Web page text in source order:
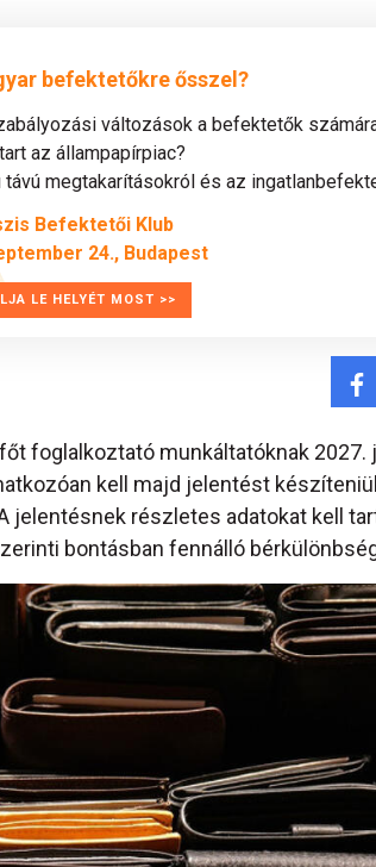
befektetőkre ősszel?
változások a befektetők
az állampapírpiac?
megtakarításokról és az
Befektetői Klub
24., Budapest
LE HELYÉT MOST >>
foglalkoztató munkáltatóknak
kell majd jelentést
jelentésnek részletes adatokat kell
bontásban fennálló